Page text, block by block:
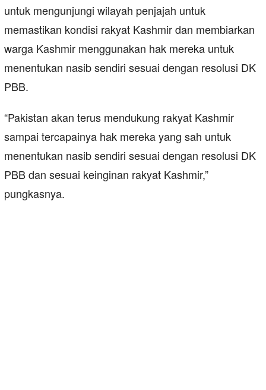
untuk mengunjungi wilayah penjajah untuk
memastikan kondisi rakyat Kashmir dan membiarkan
warga Kashmir menggunakan hak mereka untuk
menentukan nasib sendiri sesuai dengan resolusi DK
PBB.
“Pakistan akan terus mendukung rakyat Kashmir
sampai tercapainya hak mereka yang sah untuk
menentukan nasib sendiri sesuai dengan resolusi DK
PBB dan sesuai keinginan rakyat Kashmir,”
pungkasnya.